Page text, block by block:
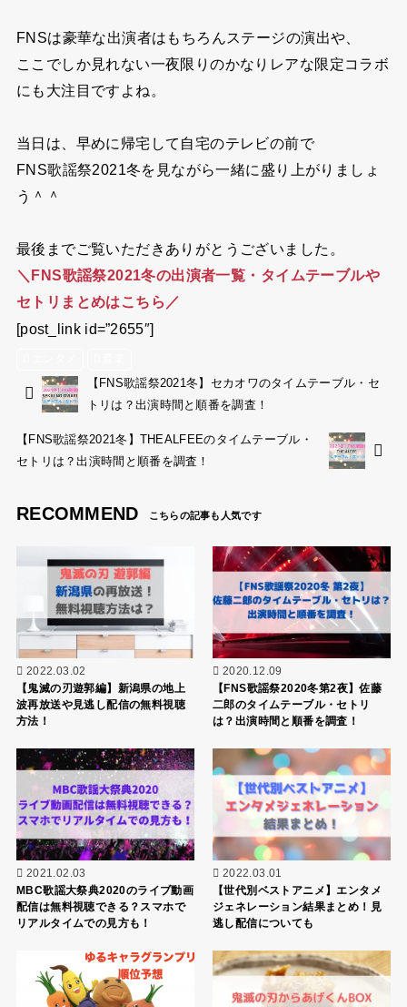
FNSは豪華な出演者はもちろんステージの演出や、
ここでしか見れない一夜限りのかなりレアな限定コラボ
にも大注目ですよね。
当日は、早めに帰宅して自宅のテレビの前で
FNS歌謡祭2021冬を見ながら一緒に盛り上がりましょ
う＾＾
最後までご覧いただきありがとうございました。
＼FNS歌謡祭2021冬の出演者一覧・タイムテーブルや
セトリまとめはこちら／
[post_link id=”2655″]
【FNS歌謡祭2021冬】セカオワのタイムテーブル・セ
トリは？出演時間と順番を調査！
【FNS歌謡祭2021冬】THEALFEEのタイムテーブル・
セトリは？出演時間と順番を調査！
RECOMMEND
2022.03.02
【鬼滅の刃遊郭編】新潟県の地上
波再放送や見逃し配信の無料視聴
方法！
2020.12.09
【FNS歌謡祭2020冬第2夜】佐藤
二郎のタイムテーブル・セトリ
は？出演時間と順番を調査！
2021.02.03
MBC歌謡大祭典2020のライブ動画
配信は無料視聴できる？スマホで
リアルタイムでの見方も！
2022.03.01
【世代別ベストアニメ】エンタメ
ジェネレーション結果まとめ！見
逃し配信についても